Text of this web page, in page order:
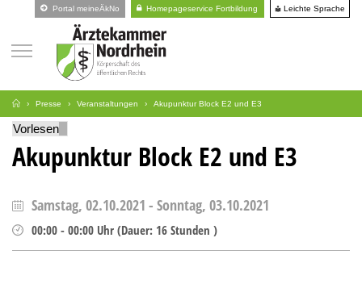
Portal meineÄkNo Homepageservice Fortbildung Leichte Sprache
Presse Veranstaltungen Akupunktur Block E2 und E3
Vorlesen
Akupunktur Block E2 und E3
Samstag, 02.10.2021 - Sonntag, 03.10.2021
00:00 - 00:00 Uhr (Dauer: 16 Stunden )